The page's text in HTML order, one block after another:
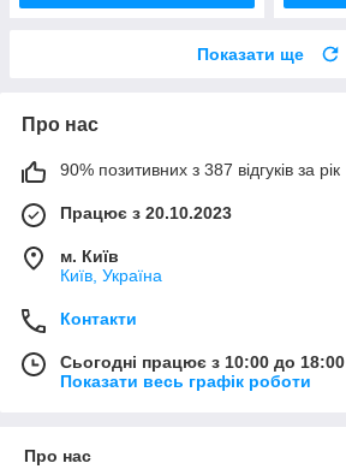
Показати ще
Про нас
90% позитивних з 387 відгуків за рік
Працює з 20.10.2023
м. Київ
Київ, Україна
Контакти
Сьогодні працює з 10:00 до 18:00
Показати весь графік роботи
Про нас